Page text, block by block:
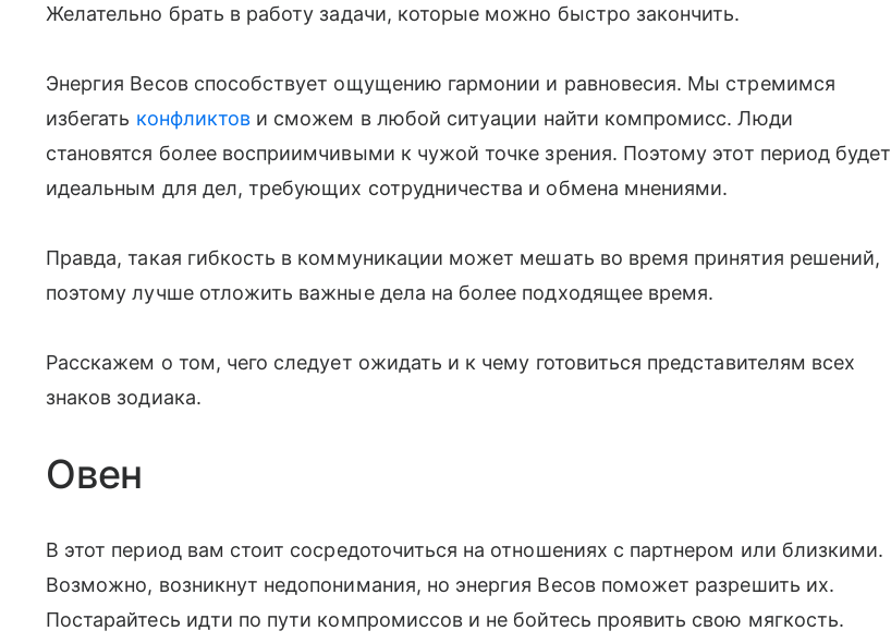
Желательно брать в работу задачи, которые можно быстро закончить.
Энергия Весов способствует ощущению гармонии и равновесия. Мы стремимся
избегать конфликтов и сможем в любой ситуации найти компромисс. Люди
становятся более восприимчивыми к чужой точке зрения. Поэтому этот период будет
идеальным для дел, требующих сотрудничества и обмена мнениями.
Правда, такая гибкость в коммуникации может мешать во время принятия решений,
поэтому лучше отложить важные дела на более подходящее время.
Расскажем о том, чего следует ожидать и к чему готовиться представителям всех
знаков зодиака.
Овен
В этот период вам стоит сосредоточиться на отношениях с партнером или близкими.
Возможно, возникнут недопонимания, но энергия Весов поможет разрешить их.
Постарайтесь идти по пути компромиссов и не бойтесь проявить свою мягкость.